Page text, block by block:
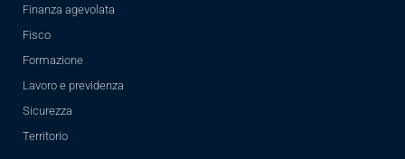
Finanza agevolata
Fisco
Formazione
Lavoro e previdenza
Sicurezza
Territorio